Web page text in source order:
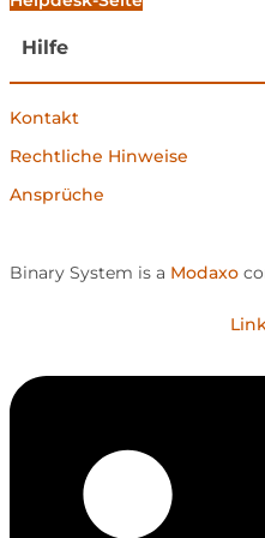
Hilfe
Kontakt
Rechtliche Hinweise
Ansprüche
Binary System is a Modaxo